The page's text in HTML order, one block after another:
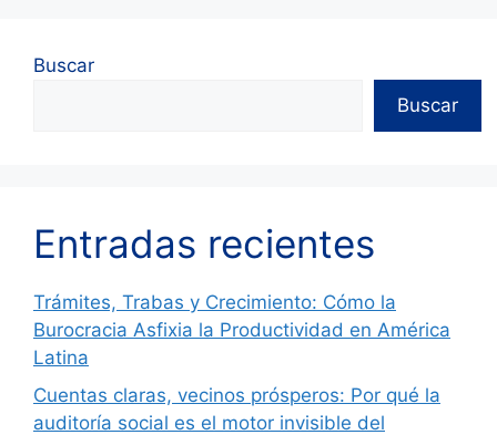
Buscar
Buscar
Entradas recientes
Trámites, Trabas y Crecimiento: Cómo la
Burocracia Asfixia la Productividad en América
Latina
Cuentas claras, vecinos prósperos: Por qué la
auditoría social es el motor invisible del